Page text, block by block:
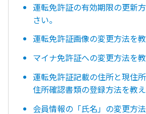
運転免許証の有効期限の更新
さい。
運転免許証画像の変更方法を教
マイナ免許証への変更方法を教
運転免許証記載の住所と現住
住所確認書類の登録方法を教え
会員情報の「氏名」の変更方